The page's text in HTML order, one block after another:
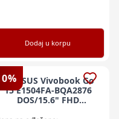
Dodaj u korpu
%
NB ASUS Vivobook Go
15 E1504FA-BQA2876
DOS/15.6" FHD